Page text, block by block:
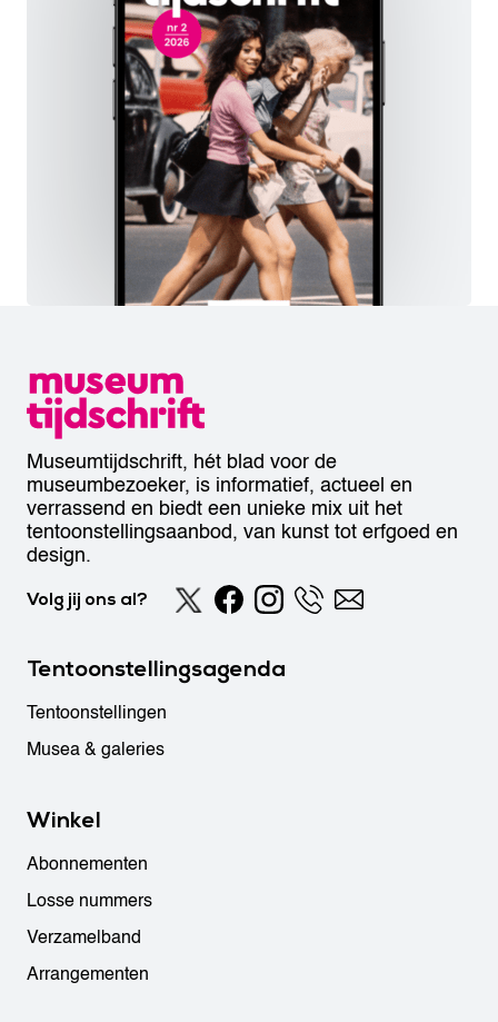
Museumtijdschrift, hét blad voor de
museumbezoeker, is informatief, actueel en
verrassend en biedt een unieke mix uit het
tentoonstellingsaanbod, van kunst tot erfgoed en
design.
Volg jij ons al?
Tentoonstellingsagenda
Tentoonstellingen
Musea & galeries
Winkel
Abonnementen
Losse nummers
Verzamelband
Arrangementen